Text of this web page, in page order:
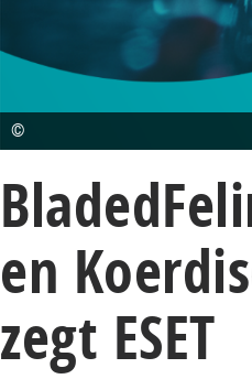
©
en
zegt ESET